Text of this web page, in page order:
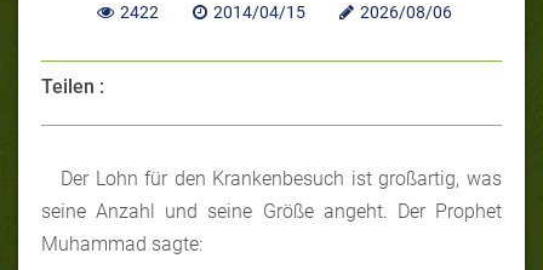
2422 2014/04/15 2026/08/06
Teilen :
Der Lohn für den Krankenbesuch ist großartig, was
seine Anzahl und seine Größe angeht. Der Prophet
Muhammad sagte: